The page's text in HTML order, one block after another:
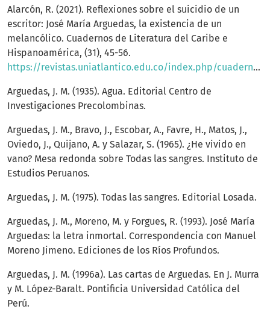
Alarcón, R. (2021). Reflexiones sobre el suicidio de un
escritor: José María Arguedas, la existencia de un
melancólico. Cuadernos de Literatura del Caribe e
Hispanoamérica, (31), 45-56.
https://revistas.uniatlantico.edu.co/index.php/cuadernos_literatura/article/view/3270/4045
Arguedas, J. M. (1935). Agua. Editorial Centro de
Investigaciones Precolombinas.
Arguedas, J. M., Bravo, J., Escobar, A., Favre, H., Matos, J.,
Oviedo, J., Quijano, A. y Salazar, S. (1965). ¿He vivido en
vano? Mesa redonda sobre Todas las sangres. Instituto de
Estudios Peruanos.
Arguedas, J. M. (1975). Todas las sangres. Editorial Losada.
Arguedas, J. M., Moreno, M. y Forgues, R. (1993). José María
Arguedas: la letra inmortal. Correspondencia con Manuel
Moreno Jimeno. Ediciones de los Ríos Profundos.
Arguedas, J. M. (1996a). Las cartas de Arguedas. En J. Murra
y M. López-Baralt. Pontificia Universidad Católica del
Perú.